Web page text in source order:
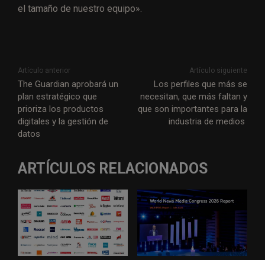
el tamaño de nuestro equipo».
Artículo anterior
The Guardian aprobará un
plan estratégico que
prioriza los productos
digitales y la gestión de
datos
Artículo siguiente
Los perfiles que más se
necesitan, que más faltan y
que son importantes para la
industria de medios
ARTÍCULOS RELACIONADOS